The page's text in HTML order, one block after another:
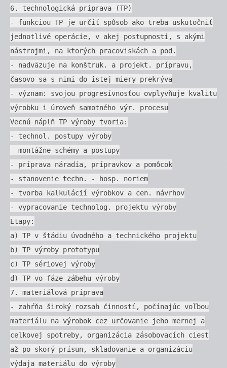
6. technologická príprava (TP)
- funkciou TP je určiť spôsob ako treba uskutočniť
jednotlivé operácie, v akej postupnosti, s akými
nástrojmi, na ktorých pracoviskách a pod.
- nadväzuje na konštruk. a projekt. prípravu,
časovo sa s nimi do istej miery prekrýva
- význam: svojou progresívnosťou ovplyvňuje kvalitu
výrobku i úroveň samotného výr. procesu
Vecnú náplň TP výroby tvoria:
- technol. postupy výroby
- montážne schémy a postupy
- príprava náradia, prípravkov a pomôcok
- stanovenie techn. - hosp. noriem
- tvorba kalkulácií výrobkov a cen. návrhov
- vypracovanie technolog. projektu výroby
Etapy:
a) TP v štádiu úvodného a technického projektu
b) TP výroby prototypu
c) TP sériovej výroby
d) TP vo fáze zábehu výroby
7. materiálová príprava
- zahŕňa široký rozsah činností, počínajúc voľbou
materiálu na výrobok cez určovanie jeho mernej a
celkovej spotreby, organizácia zásobovacích ciest
až po skorý prísun, skladovanie a organizáciu
výdaja materiálu do výroby